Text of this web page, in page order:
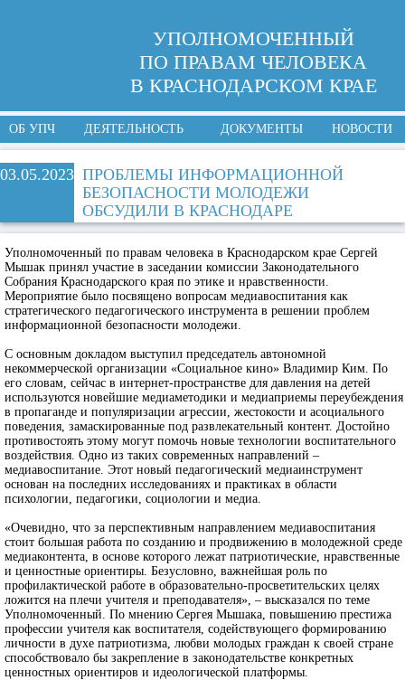
УПОЛНОМОЧЕННЫЙ
ПО ПРАВАМ ЧЕЛОВЕКА
В КРАСНОДАРСКОМ КРАЕ
ОБ УПЧ ДЕЯТЕЛЬНОСТЬ ДОКУМЕНТЫ НОВОСТИ
03.05.2023 ПРОБЛЕМЫ ИНФОРМАЦИОННОЙ
БЕЗОПАСНОСТИ МОЛОДЕЖИ
ОБСУДИЛИ В КРАСНОДАРЕ
Уполномоченный по правам человека в Краснодарском крае Сергей
Мышак принял участие в заседании комиссии Законодательного
Собрания Краснодарского края по этике и нравственности.
Мероприятие было посвящено вопросам медиавоспитания как
стратегического педагогического инструмента в решении проблем
информационной безопасности молодежи.
С основным докладом выступил председатель автономной
некоммерческой организации «Социальное кино» Владимир Ким. По
его словам, сейчас в интернет-пространстве для давления на детей
используются новейшие медиаметодики и медиаприемы переубеждения
в пропаганде и популяризации агрессии, жестокости и асоциального
поведения, замаскированные под развлекательный контент. Достойно
противостоять этому могут помочь новые технологии воспитательного
воздействия. Одно из таких современных направлений –
медиавоспитание. Этот новый педагогический медиаинструмент
основан на последних исследованиях и практиках в области
психологии, педагогики, социологии и медиа.
«Очевидно, что за перспективным направлением медиавоспитания
стоит большая работа по созданию и продвижению в молодежной среде
медиаконтента, в основе которого лежат патриотические, нравственные
и ценностные ориентиры. Безусловно, важнейшая роль по
профилактической работе в образовательно-просветительских целях
ложится на плечи учителя и преподавателя», – высказался по теме
Уполномоченный. По мнению Сергея Мышака, повышению престижа
профессии учителя как воспитателя, содействующего формированию
личности в духе патриотизма, любви молодых граждан к своей стране
способствовало бы закрепление в законодательстве конкретных
ценностных ориентиров и идеологической платформы.